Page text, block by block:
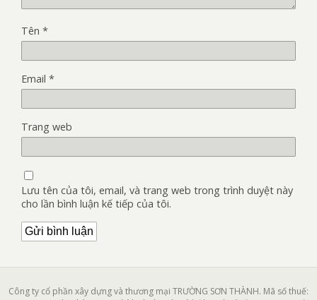
Tên *
Email *
Trang web
Lưu tên của tôi, email, và trang web trong trình duyệt này
cho lần bình luận kế tiếp của tôi.
Công ty cổ phần xây dựng và thương mại TRƯỜNG SƠN THÀNH. Mã số thuế: